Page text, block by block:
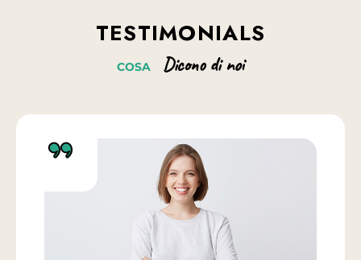
incididunt ut labore et dolore magna aliqua.
TESTIMONIALS
COSA Dicono di noi